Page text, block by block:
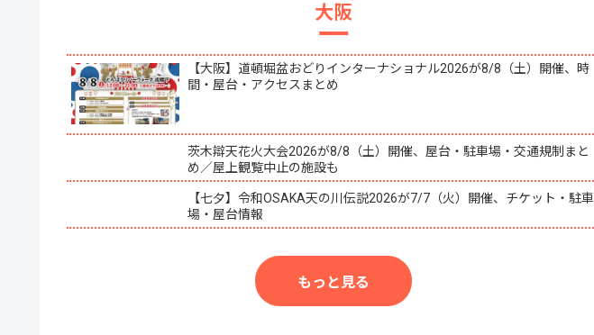
大阪
【大阪】道頓堀盆おどりインターナショナル2026が8/8（土）開催、時
間・屋台・アクセスまとめ
茨木辯天花火大会2026が8/8（土）開催、屋台・駐車場・交通規制まと
め／屋上観覧中止の施設も
【七夕】令和OSAKA天の川伝説2026が7/7（火）開催、チケット・駐車
場・屋台情報
もっと見る